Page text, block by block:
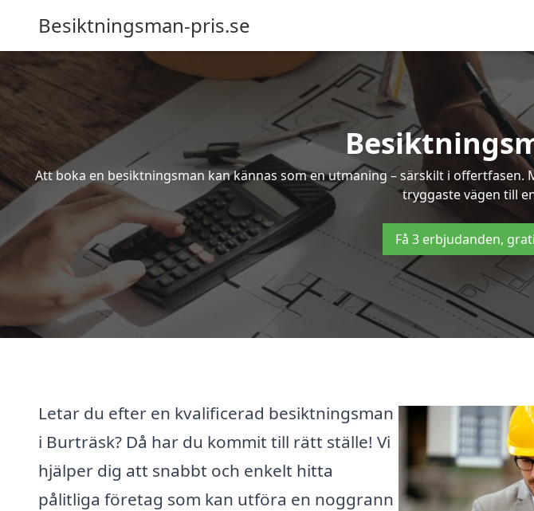
Besiktningsman-pris.se
Att boka en besiktningsman kan kännas som en utmaning – särskilt i
tryggaste vägen till
Få 3 erbjudanden,
Letar du efter en kvalificerad besiktningsman
i Burträsk? Då har du kommit till rätt ställe! Vi
hjälper dig att snabbt och enkelt hitta
pålitliga företag som kan utföra en noggrann